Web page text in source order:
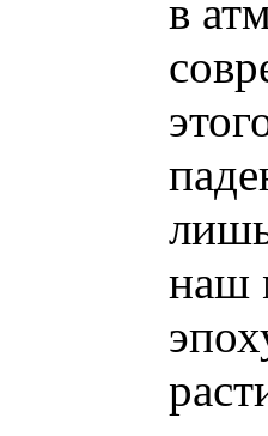
в
наш